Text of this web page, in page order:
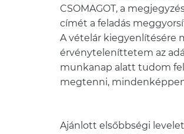
CSOMAGOT, a
címét a feladás
A vételár kiegyenlítésére
érvényteleníttetem az
munkanap alatt tudom
Ajánlott elsőbbségi